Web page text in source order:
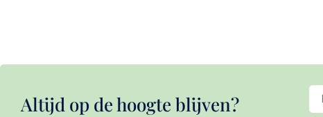
Altijd op de hoogte blijven?